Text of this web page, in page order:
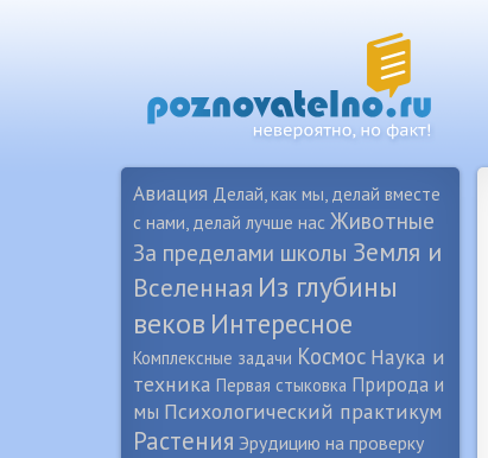
Авиация Делай, как мы, делай вместе
с нами, делай лучше нас Животные
За пределами школы Земля и
Вселенная Из глубины
веков Интересное
Комплексные задачи Космос Наука и
техника Первая стыковка Природа и
мы Психологический практикум
Растения Эрудицию на проверку